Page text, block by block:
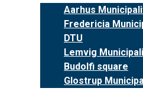
Aarhus
Fredericia
DTU
Lemvig
Budolfi square
Glostrup